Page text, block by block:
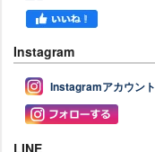
Instagram
Instagramアカウント
LINE